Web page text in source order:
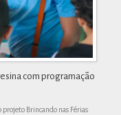
com programação
Brincando nas Férias